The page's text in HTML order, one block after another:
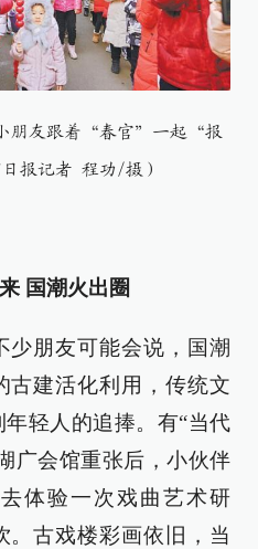
朋友跟着“春官”一起“报
报记者 程功/摄）
国潮火出圈
少朋友可能会说，国潮
古建活化利用，传统文
轻人的追捧。有“当代
广会馆重张后，小伙伴
体验一次戏曲艺术研
。古戏楼彩画依旧，当